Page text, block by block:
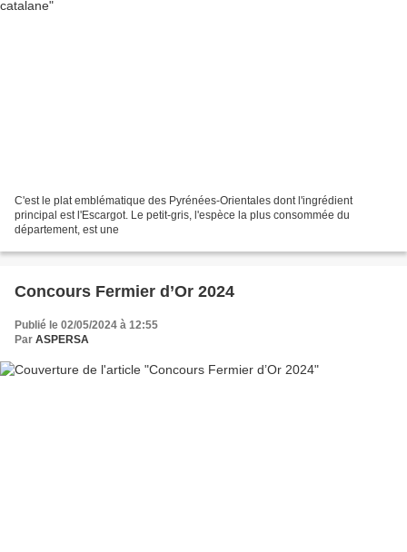
C'est le plat emblématique des Pyrénées-Orientales dont l'ingrédient
principal est l'Escargot. Le petit-gris, l'espèce la plus consommée du
département, est une
Concours Fermier d’Or 2024
Publié le 02/05/2024 à 12:55
Par ASPERSA